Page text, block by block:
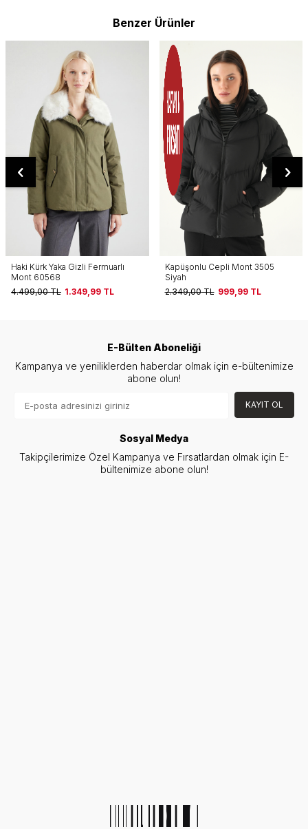
Benzer Ürünler
Kapüşonlu Cepli Mont 3505
Siyah
2.349,00TL 999,99TL
Siyah Kapüşonlu Dik Yaka
Fermuarlı Kısa Şişme Kadın Mont
8002
2.074,00TL 799,99TL
E-Bülten Aboneliği
Kampanya ve yeniliklerden haberdar olmak için e-bültenimize
abone olun!
KAYIT OL
Sosyal Medya
Takipçilerimize Özel Kampanya ve Fırsatlardan olmak için E-
bültenimize abone olun!